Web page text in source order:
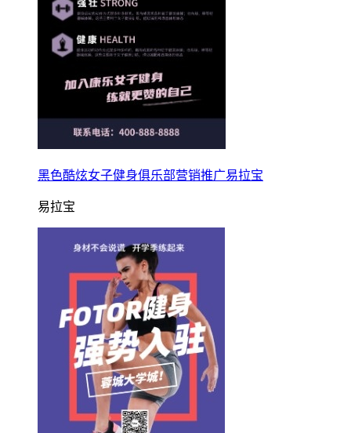
黑色酷炫女子健身俱乐部营销推广易拉宝
易拉宝